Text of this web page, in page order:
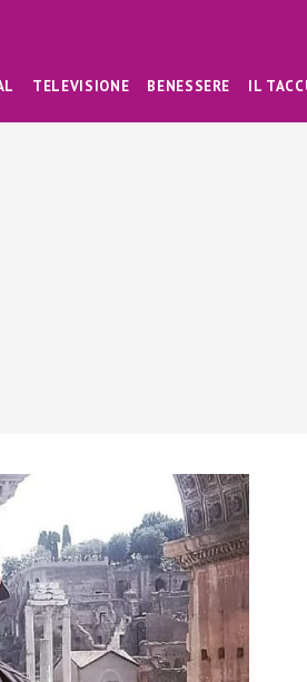
TELEVISIONE BENESSERE IL